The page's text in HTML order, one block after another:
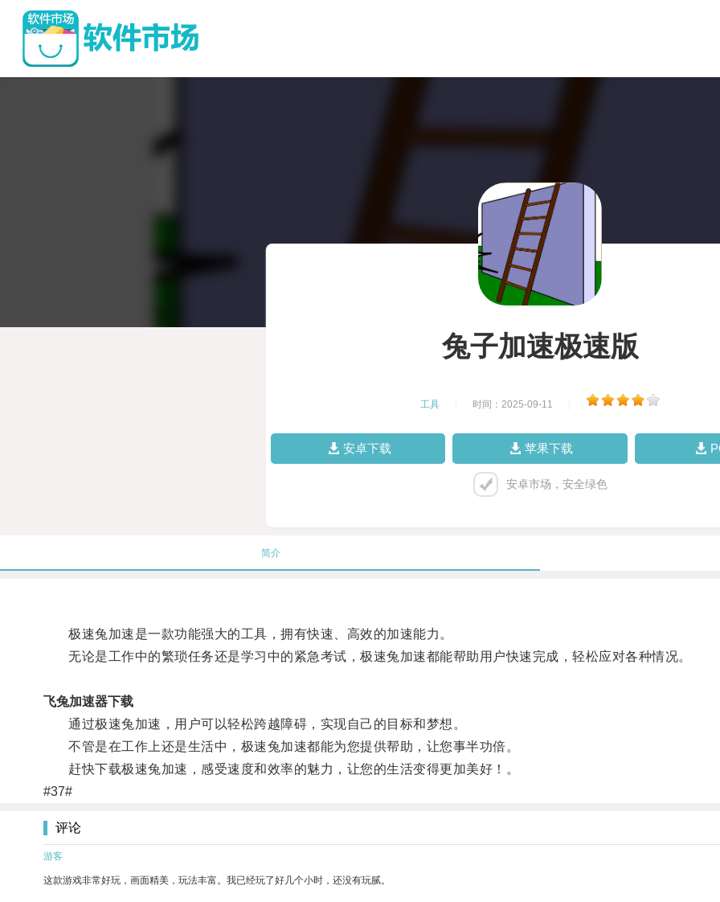
兔子加速极速版
工具 时间：2025-09-11
安卓下载 苹果下载
安卓市场，安全绿色
简介
极速兔加速是一款功能强大的工具，拥有快速、高效的加速能力。
无论是工作中的繁琐任务还是学习中的紧急考试，极速兔加速都能帮助用户快速完成，轻松应对各种情况。
飞兔加速器下载
通过极速兔加速，用户可以轻松跨越障碍，实现自己的目标和梦想。
不管是在工作上还是生活中，极速兔加速都能为您提供帮助，让您事半功倍。
赶快下载极速兔加速，感受速度和效率的魅力，让您的生活变得更加美好！。
#37#
评论
游客
这款游戏非常好玩，画面精美，玩法丰富。我已经玩了好几个小时，还没有玩腻。